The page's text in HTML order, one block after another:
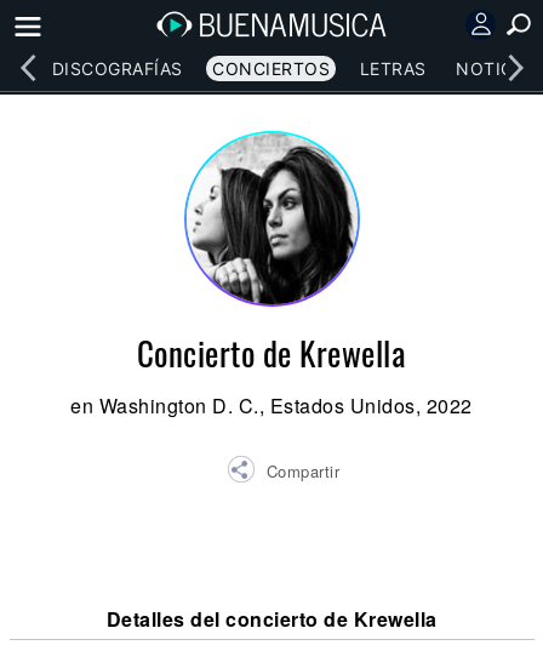
DISCOGRAFÍAS CONCIERTOS LETRAS NOTICIAS
Concierto de Krewella
en Washington D. C., Estados Unidos, 2022
Compartir
Detalles del concierto de Krewella